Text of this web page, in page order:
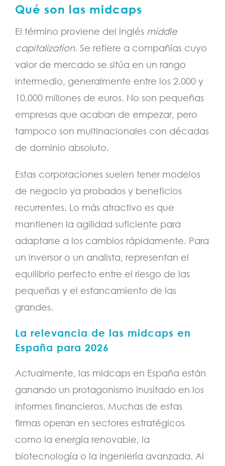
Qué son las midcaps
El término proviene del inglés middle
capitalization. Se refiere a compañías cuyo
valor de mercado se sitúa en un rango
intermedio, generalmente entre los 2.000 y
10.000 millones de euros. No son pequeñas
empresas que acaban de empezar, pero
tampoco son multinacionales con décadas
de dominio absoluto.
Estas corporaciones suelen tener modelos
de negocio ya probados y beneficios
recurrentes. Lo más atractivo es que
mantienen la agilidad suficiente para
adaptarse a los cambios rápidamente. Para
un inversor o un analista, representan el
equilibrio perfecto entre el riesgo de las
pequeñas y el estancamiento de las
grandes.
La relevancia de las midcaps en
España para 2026
Actualmente, las midcaps en España están
ganando un protagonismo inusitado en los
informes financieros. Muchas de estas
firmas operan en sectores estratégicos
como la energía renovable, la
biotecnología o la ingeniería avanzada. Al